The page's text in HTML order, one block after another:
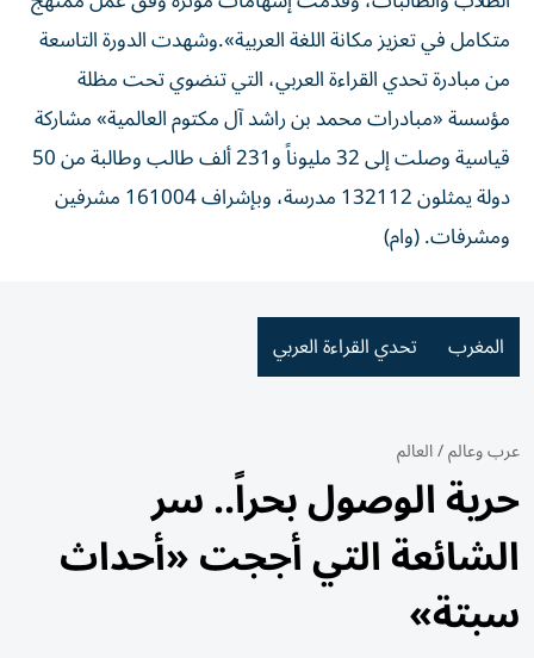
متكامل في تعزيز مكانة اللغة العربية».وشهدت الدورة التاسعة
من مبادرة تحدي القراءة العربي، التي تنضوي تحت مظلة
مؤسسة «مبادرات محمد بن راشد آل مكتوم العالمية» مشاركة
قياسية وصلت إلى 32 مليوناً و231 ألف طالب وطالبة من 50
دولة يمثلون 132112 مدرسة، وبإشراف 161004 مشرفين
ومشرفات. (وام)
المغرب تحدي القراءة العربي
عرب وعالم/العالم
حرية الوصول بحراً.. سر
الشائعة التي أججت «أحداث
سبتة»